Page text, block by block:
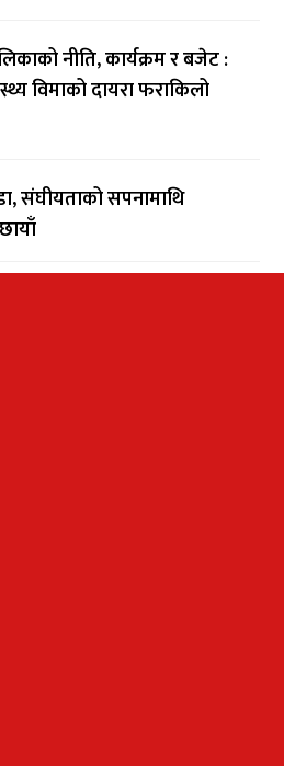
नीति, कार्यक्रम र बजेट :
विमाको दायरा फराकिलो
संघीयताको सपनामाथि